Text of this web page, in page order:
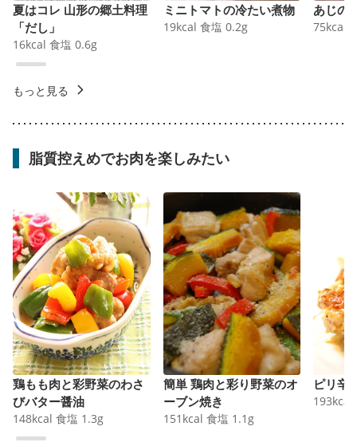
夏はコレ 山形の郷土料理
「だし」
16kcal 食塩 0.6g
ミニトマトの冷たい煮物
19kcal 食塩 0.2g
あじの
75kcal
もっと見る
脂質控えめでお肉を楽しみたい
鶏もも肉と彩野菜のわさ
びバター醤油
148kcal 食塩 1.3g
簡単 鶏肉と彩り野菜のオ
ーブン焼き
151 kcal 食塩 1.1 g
ピリ辛
193kcal